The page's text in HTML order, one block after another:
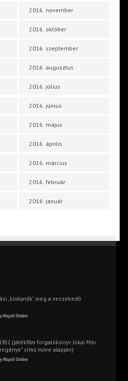
2016. november
2016. október
2016. szeptember
2016. augusztus
2016. július
2016. június
2016. május
2016. április
2016. március
2016. február
2016. január
„királynők” meg a veszekedő
Napút Online
(játékfilm forgatókönyv Jókai Mór
című műve alapján)
Napút Online